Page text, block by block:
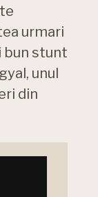
urmari
bun stunt
unul
din